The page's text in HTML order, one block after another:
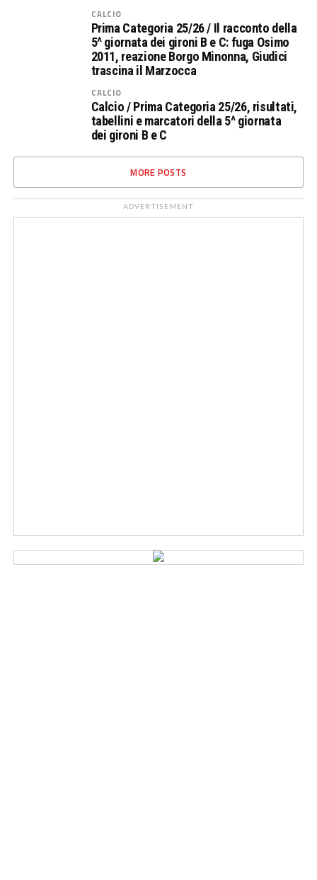
CALCIO
Prima Categoria 25/26 / Il racconto della
5^ giornata dei gironi B e C: fuga Osimo
2011, reazione Borgo Minonna, Giudici
trascina il Marzocca
CALCIO
Calcio / Prima Categoria 25/26, risultati,
tabellini e marcatori della 5^ giornata
dei gironi B e C
MORE POSTS
ADVERTISEMENT